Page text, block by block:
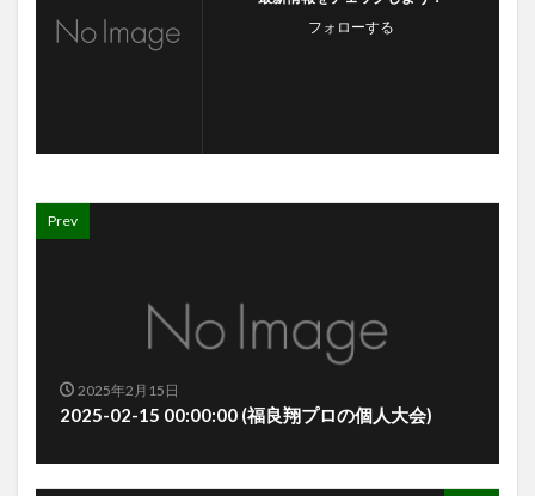
フォローする
Prev
2025年2月15日
2025-02-15 00:00:00 (福良翔プロの個人大会)